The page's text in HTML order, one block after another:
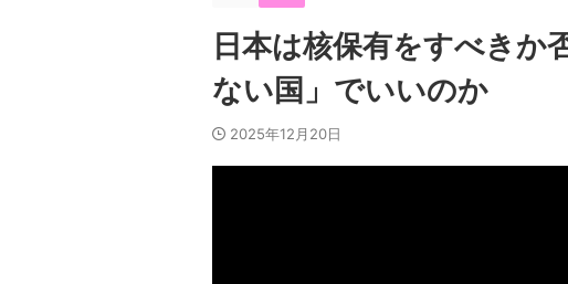
日本は核保有をすべき
ない国」でいいのか
2025年12月20日